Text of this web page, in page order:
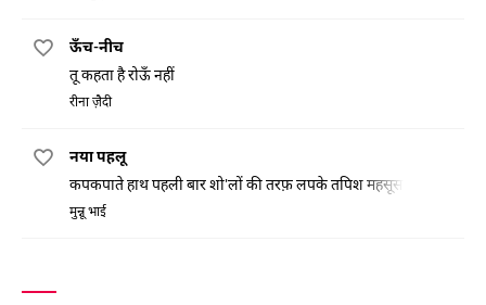
ऊँच-नीच
तू कहता है रोऊँ नहीं
रीना ज़ैदी
नया पहलू
कपकपाते हाथ पहली बार शो'लों की तरफ़ लपके तपिश महसूस की
मुन्नू भाई